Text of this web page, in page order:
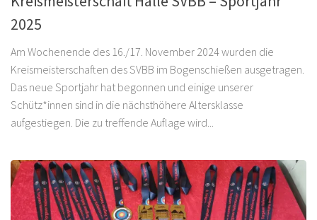
2025
Am Wochenende des 16./17. November 2024 wurden die
Kreismeisterschaften des SVBB im Bogenschießen ausgetragen.
Das neue Sportjahr hat begonnen und einige unserer
Schütz*innen sind in die nächsthöhere Altersklasse
aufgestiegen. Die zu treffende Auflage wird...